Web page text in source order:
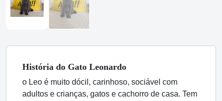
História do Gato Leonardo
o Leo é muito dócil, carinhoso, sociável com
adultos e crianças, gatos e cachorro de casa. Tem